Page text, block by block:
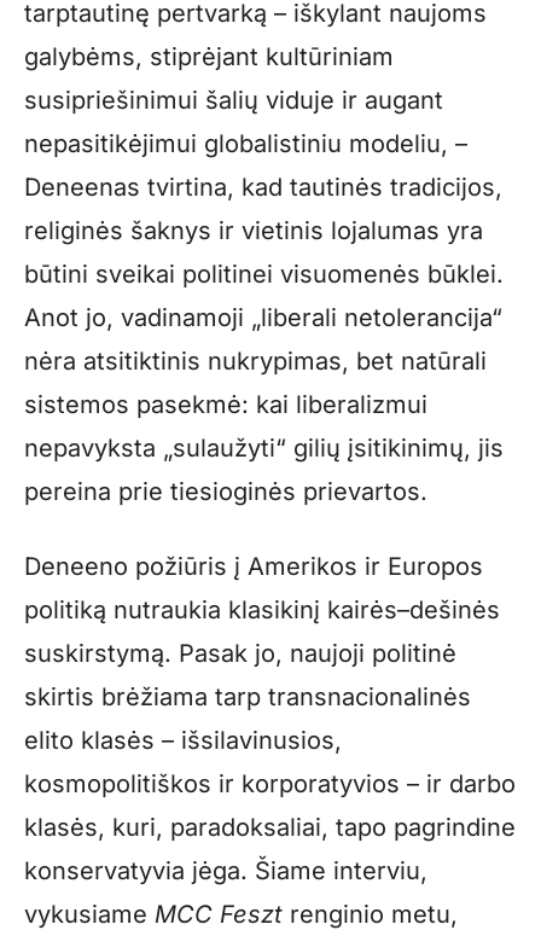
tarptautinę pertvarką – iškylant naujoms
galybėms, stiprėjant kultūriniam
susipriešinimui šalių viduje ir augant
nepasitikėjimui globalistiniu modeliu, –
Deneenas tvirtina, kad tautinės tradicijos,
religinės šaknys ir vietinis lojalumas yra
būtini sveikai politinei visuomenės būklei.
Anot jo, vadinamoji „liberali netolerancija“
nėra atsitiktinis nukrypimas, bet natūrali
sistemos pasekmė: kai liberalizmui
nepavyksta „sulaužyti“ gilių įsitikinimų, jis
pereina prie tiesioginės prievartos.
Deneeno požiūris į Amerikos ir Europos
politiką nutraukia klasikinį kairės–dešinės
suskirstymą. Pasak jo, naujoji politinė
skirtis brėžiama tarp transnacionalinės
elito klasės – išsilavinusios,
kosmopolitiškos ir korporatyvios – ir darbo
klasės, kuri, paradoksaliai, tapo pagrindine
konservatyvia jėga. Šiame interviu,
vykusiame MCC Feszt renginio metu,